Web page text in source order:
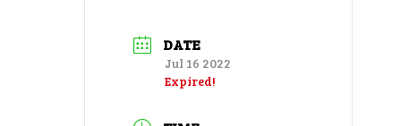
DATE
Jul 16 2022
Expired!